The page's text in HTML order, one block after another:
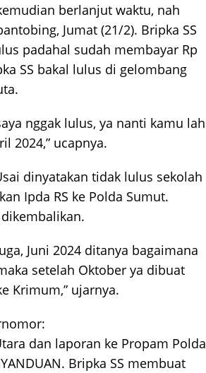
berlanjut waktu, nah
Jumat (21/2). Bripka SS
padahal sudah membayar Rp
SS bakal lulus di gelombang
nggak lulus, ya nanti kamu lah
2024,” ucapnya.
dinyatakan tidak lulus sekolah
Ipda RS ke Polda Sumut.
Juni 2024 ditanya bagaimana
setelah Oktober ya dibuat
Krimum,” ujarnya.
dan laporan ke Propam Polda
Bripka SS membuat